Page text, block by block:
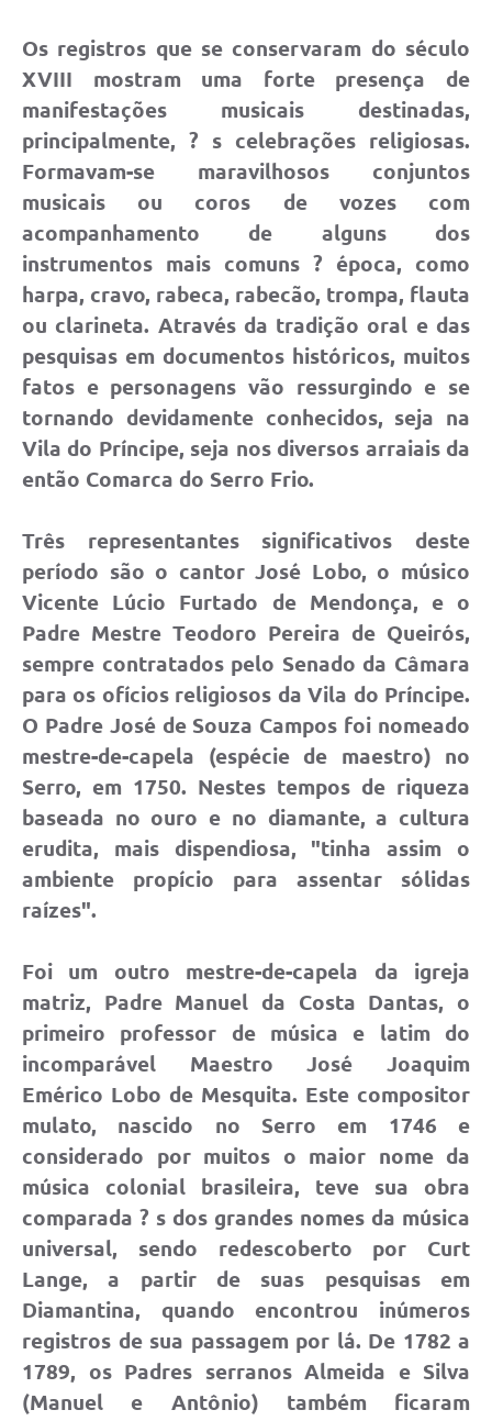
Horário - Linhas Municipais de Coletivos
Lei Aldir Blanc
Carta de Serviços
Emissão de Contracheque
Convênios
Arquivos para Download
SIC
FAQ
Covid -19 em Serro
Links
Audiências Públicas
Galeria de Fotos
Galeria de Vídeos
Telefones Úteis
Diário Oficial
Contratos, Convênios e Publicações MROSC
Ouvidoria Municipal
Contato
Radar da Transparência Pública
Listagem de Contribuintes Inscritos na Dívida Ativa do
Município
Os registros que se conservaram do século
XVIII mostram uma forte presença de
manifestações musicais destinadas,
principalmente, ? s celebrações religiosas.
Formavam-se maravilhosos conjuntos
musicais ou coros de vozes com
acompanhamento de alguns dos
instrumentos mais comuns ? época, como
harpa, cravo, rabeca, rabecão, trompa, flauta
ou clarineta. Através da tradição oral e das
pesquisas em documentos históricos, muitos
fatos e personagens vão ressurgindo e se
tornando devidamente conhecidos, seja na
Vila do Príncipe, seja nos diversos arraiais da
então Comarca do Serro Frio.
Três representantes significativos deste
período são o cantor José Lobo, o músico
Vicente Lúcio Furtado de Mendonça, e o
Padre Mestre Teodoro Pereira de Queirós,
sempre contratados pelo Senado da Câmara
para os ofícios religiosos da Vila do Príncipe.
O Padre José de Souza Campos foi nomeado
mestre-de-capela (espécie de maestro) no
Serro, em 1750. Nestes tempos de riqueza
baseada no ouro e no diamante, a cultura
erudita, mais dispendiosa, "tinha assim o
ambiente propício para assentar sólidas
raízes".
Foi um outro mestre-de-capela da igreja
matriz, Padre Manuel da Costa Dantas, o
primeiro professor de música e latim do
incomparável Maestro José Joaquim
Emérico Lobo de Mesquita. Este compositor
mulato, nascido no Serro em 1746 e
considerado por muitos o maior nome da
música colonial brasileira, teve sua obra
comparada ? s dos grandes nomes da música
universal, sendo redescoberto por Curt
Lange, a partir de suas pesquisas em
Diamantina, quando encontrou inúmeros
registros de sua passagem por lá. De 1782 a
1789, os Padres serranos Almeida e Silva
(Manuel e Antônio) também ficaram